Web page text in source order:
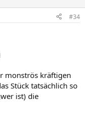
#34
monströs kräftigen
Stück tatsächlich so
ist) die